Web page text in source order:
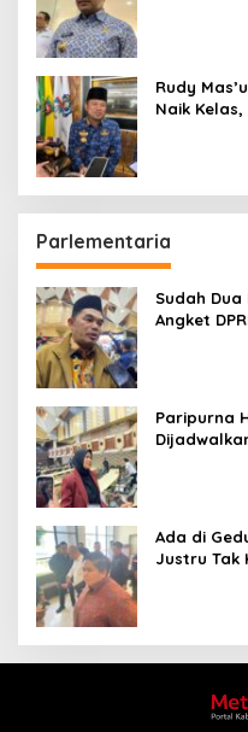
Rudy
Naik
Parlementaria
Sudah
Angket
Paripurna
Ada di
Justru Tak